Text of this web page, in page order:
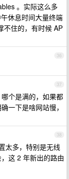
。实际这么多
休息时间大量终端
不住的，有时候 AP
36
37
个是满的，如果都
一下是啥网站慢，
38
太多，特别是无线
这 2 年新出的路由